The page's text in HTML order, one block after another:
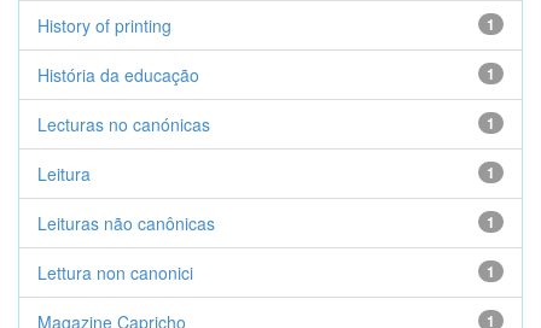
1
History of printing
1
História da educação
1
Lecturas no canónicas
1
Leitura
1
Leituras não canônicas
1
Lettura non canonici
1
Magazine Capricho